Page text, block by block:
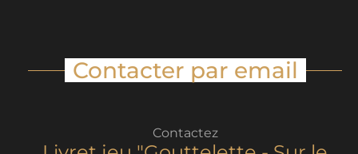
Contacter par email
Contactez